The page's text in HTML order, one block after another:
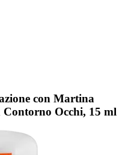
con Martina
Occhi, 15 ml